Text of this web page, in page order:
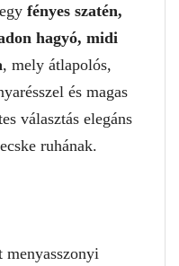
fényes szatén,
hagyó, midi
, mely átlapolós,
és magas
választás elegáns
ruhának.